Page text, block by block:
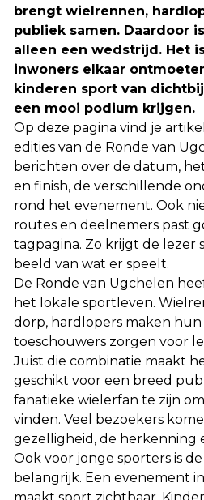
brengt wielrennen,
publiek samen. Daardoor
alleen een wedstrijd. Het
inwoners elkaar
kinderen sport van
een mooi podium krijgen.
Op deze pagina vind je
edities van de Ronde van
berichten over de datum,
en finish, de verschillende
rond het evenement. Ook
routes en deelnemers past
tagpagina. Zo krijgt de lezer
beeld van wat er speelt.
De Ronde van Ugchelen
het lokale sportleven.
dorp, hardlopers maken hun
toeschouwers zorgen voor
Juist die combinatie maakt
geschikt voor een breed
fanatieke wielerfan te zijn
vinden. Veel bezoekers
gezelligheid, de herkenning
Ook voor jonge sporters is
belangrijk. Een evenement